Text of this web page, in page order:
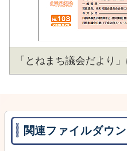
「とねまち議会だより
関連ファイルダウ